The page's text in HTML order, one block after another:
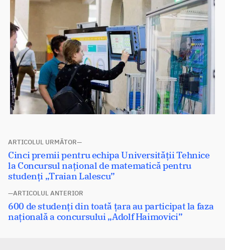
Navigare
în
articole
ARTICOLUL ANTERIOR
Articolul
anterior:
600 de studenți din toată țara au participat la faza
națională a concursului „Adolf Haimovici”
ARTICOLUL URMĂTOR
Articolul
următor:
Cinci premii pentru echipa Universității Tehnice
la Concursul național de matematică pentru
studenți „Traian Lalescu”